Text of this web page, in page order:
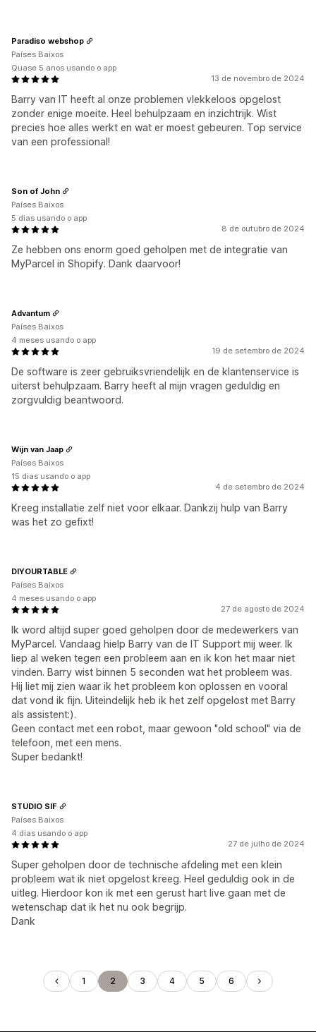
13 de novembro de 2024
Barry van IT heeft al onze problemen vlekkeloos opgelost
zonder enige moeite. Heel behulpzaam en inzichtrijk. Wist
precies hoe alles werkt en wat er moest gebeuren. Top service
van een professional!
Paradiso webshop
Países Baixos
Quase 5 anos usando o app
8 de outubro de 2024
Ze hebben ons enorm goed geholpen met de integratie van
MyParcel in Shopify. Dank daarvoor!
Son of John
Países Baixos
5 dias usando o app
19 de setembro de 2024
De software is zeer gebruiksvriendelijk en de klantenservice is
uiterst behulpzaam. Barry heeft al mijn vragen geduldig en
zorgvuldig beantwoord.
Advantum
Países Baixos
4 meses usando o app
4 de setembro de 2024
Kreeg installatie zelf niet voor elkaar. Dankzij hulp van Barry
was het zo gefixt!
Wijn van Jaap
Países Baixos
15 dias usando o app
27 de agosto de 2024
Ik word altijd super goed geholpen door de medewerkers van
MyParcel. Vandaag hielp Barry van de IT Support mij weer. Ik
liep al weken tegen een probleem aan en ik kon het maar niet
vinden. Barry wist binnen 5 seconden wat het probleem was.
Hij liet mij zien waar ik het probleem kon oplossen en vooral
dat vond ik fijn. Uiteindelijk heb ik het zelf opgelost met Barry
als assistent:).
Geen contact met een robot, maar gewoon "old school" via de
telefoon, met een mens.
Super bedankt!
DIYOURTABLE
Países Baixos
4 meses usando o app
27 de julho de 2024
Super geholpen door de technische afdeling met een klein
probleem wat ik niet opgelost kreeg. Heel geduldig ook in de
uitleg. Hierdoor kon ik met een gerust hart live gaan met de
wetenschap dat ik het nu ook begrijp.
Dank
STUDIO SIF
Países Baixos
4 dias usando o app
1 2 3 4 5 6